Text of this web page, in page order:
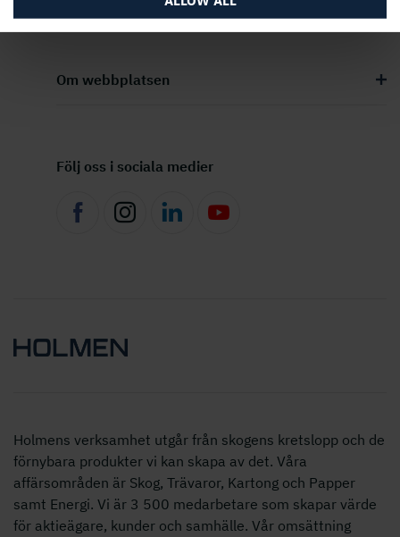
Om webbplatsen
Följ oss i sociala medier
Holmens verksamhet utgår från skogens kretslopp och de
förnybara produkter vi kan skapa av det. Våra
affärsområden är Skog, Trävaror, Kartong och Papper
samt Energi. Vi är 3 500 medarbetare som skapar värde
för aktieägare, kunder och samhälle. Vår omsättning